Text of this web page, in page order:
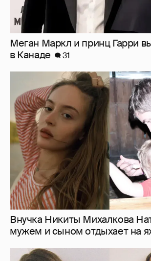
Внучка Никиты Михалкова
мужем и сыном отдыхает на